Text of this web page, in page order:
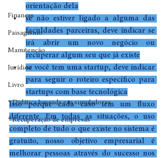
Finanças
Paisagismo
Manutenção
Jurídico
Livro
* Didática baseada em simuladores
* Recuperação de empresas
orientação dela
se não estiver ligado a alguma das
faculdades parceiras, deve indicar se
irá abrir um novo negócio ou
recuperar algum seu que já existe
se você tem uma startup, deve indicar
para seguir o roteiro específico para
startups com base tecnológica
Isso porque cada caso tem um fluxo
diferente. Em todas as situações, o uso
completo de tudo o que existe no sistema é
gratuito, nosso objetivo empresarial é
melhorar pessoas através do sucesso nos